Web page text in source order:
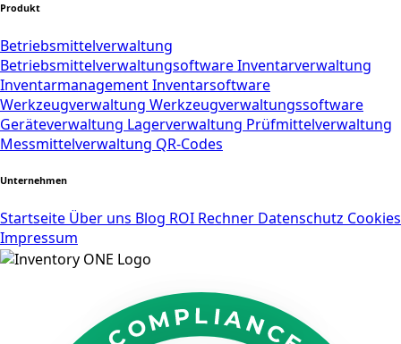
Produkt
Betriebsmittelverwaltung
BetriebsmittelverwaltungsoftwareInventarverwaltung
InventarmanagementInventarsoftware
Werkzeugverwaltung Werkzeugverwaltungssoftware
Geräteverwaltung Lagerverwaltung Prüfmittelverwaltung
Messmittelverwaltung QR-Codes
Unternehmen
Startseite Über uns Blog ROI Rechner Datenschutz Cookies
Impressum